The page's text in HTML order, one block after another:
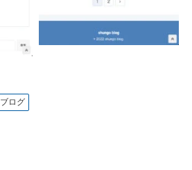
ブログ